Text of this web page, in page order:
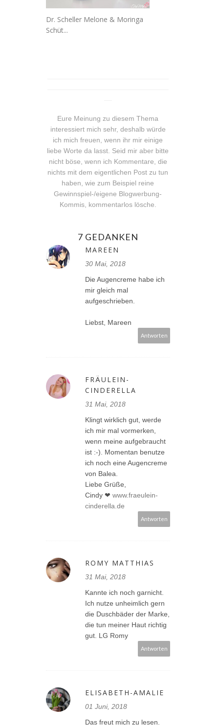
Dr. Scheller Melone & Moringa
Schüt...
Eure Meinung zu diesem Thema
interessiert mich sehr, deshalb würde
ich mich freuen, wenn ihr mir einige
liebe Worte da lasst. Seid mir aber bitte
nicht böse, wenn ich Kommentare, die
nichts mit dem eigentlichen Post zu tun
haben, wie zum Beispiel reine
Gewinnspiel-/eigene Blogwerbung-
Kommis, kommentarlos lösche.
7 GEDANKEN
MAREEN
30 Mai, 2018
Die Augencreme habe ich
mir gleich mal
aufgeschrieben.
Liebst, Mareen
Antworten
FRÄULEIN-
CINDERELLA
31 Mai, 2018
Klingt wirklich gut, werde
ich mir mal vormerken,
wenn meine aufgebraucht
ist :-). Momentan benutze
ich noch eine Augencreme
von Balea.
Liebe Grüße,
Cindy ❤ www.fraeulein-
cinderella.de
Antworten
ROMY MATTHIAS
31 Mai, 2018
Kannte ich noch garnicht.
Ich nutze unheimlich gern
die Duschbäder der Marke,
die tun meiner Haut richtig
gut. LG Romy
Antworten
ELISABETH-AMALIE
01 Juni, 2018
Das freut mich zu lesen.